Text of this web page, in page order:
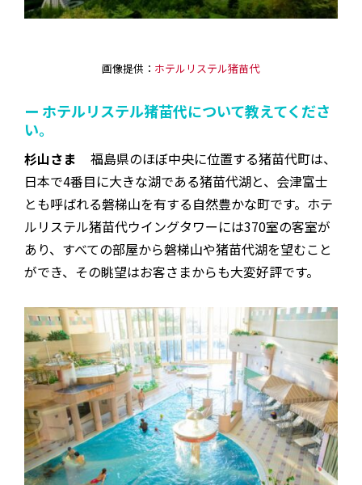
画像提供： ホテルリステル猪苗代
ー ホテルリステル猪苗代について教えてくださ
い。
杉山さま
福島県のほぼ中央に位置する猪苗代町は、
日本で4番目に大きな湖である猪苗代湖と、会津富士
とも呼ばれる磐梯山を有する自然豊かな町です。ホテ
ルリステル猪苗代ウイングタワーには370室の客室が
あり、すべての部屋から磐梯山や猪苗代湖を望むこと
ができ、その眺望はお客さまからも大変好評です。